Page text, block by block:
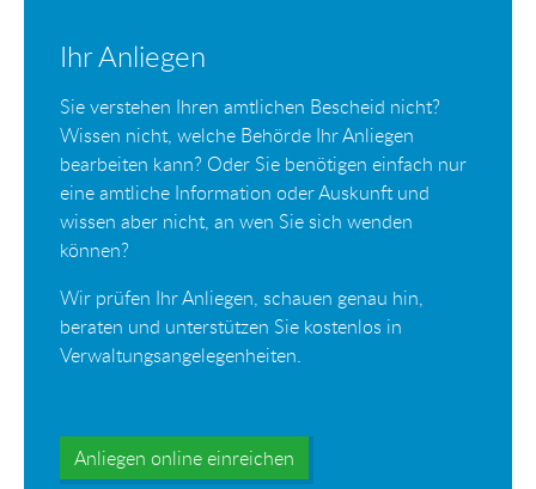
Ihr Anliegen
Sie verstehen Ihren amtlichen Bescheid nicht?
Wissen nicht, welche Behörde Ihr Anliegen
bearbeiten kann? Oder Sie benötigen einfach nur
eine amtliche Information oder Auskunft und
wissen aber nicht, an wen Sie sich wenden
können?
Wir prüfen Ihr Anliegen, schauen genau hin,
beraten und unterstützen Sie kostenlos in
Verwaltungsangelegenheiten.
Anliegen online einreichen